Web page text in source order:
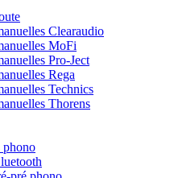
Clearaudio
MoFi
Pro-Ject
Rega
Technics
Thorens
phono